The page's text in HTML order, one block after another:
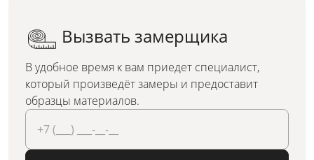
Вызвать замерщика
В удобное время к вам приедет специалист,
который произведёт замеры и предоставит
образцы материалов.